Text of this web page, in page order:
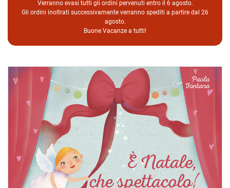
Verranno evasi tutti gli ordini pervenuti entro il 6 agosto.
Gli ordini inoltrati successivamente verranno spediti a partire dal 26
agosto.
Buone Vacanze a tutti!